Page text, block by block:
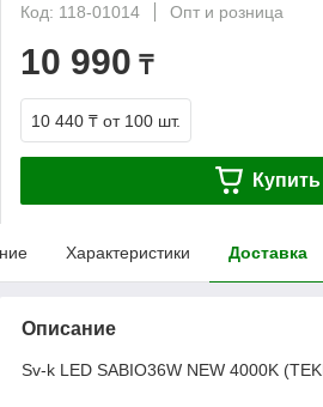
Код: 118-01014
Опт и розница
10 990 ₸
10 440 ₸ от 100 шт.
Купить
Характеристики Доставка
Описание
Sv-k LED SABIO36W NEW 4000K